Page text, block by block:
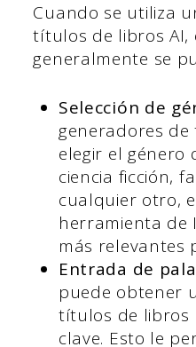
Cuando se utiliza
títulos de libros AI,
generalmente se
Selección de
generadores
elegir el género
ciencia ficción,
cualquier otro,
herramienta de
más relevantes
Entrada de
puede obtener
títulos de libros
clave. Esto le